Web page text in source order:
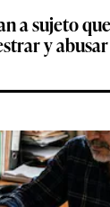
a sujeto
y